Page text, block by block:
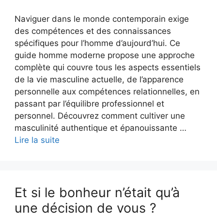
Naviguer dans le monde contemporain exige
des compétences et des connaissances
spécifiques pour l’homme d’aujourd’hui. Ce
guide homme moderne propose une approche
complète qui couvre tous les aspects essentiels
de la vie masculine actuelle, de l’apparence
personnelle aux compétences relationnelles, en
passant par l’équilibre professionnel et
personnel. Découvrez comment cultiver une
masculinité authentique et épanouissante …
Lire la suite
Et si le bonheur n’était qu’à
une décision de vous ?